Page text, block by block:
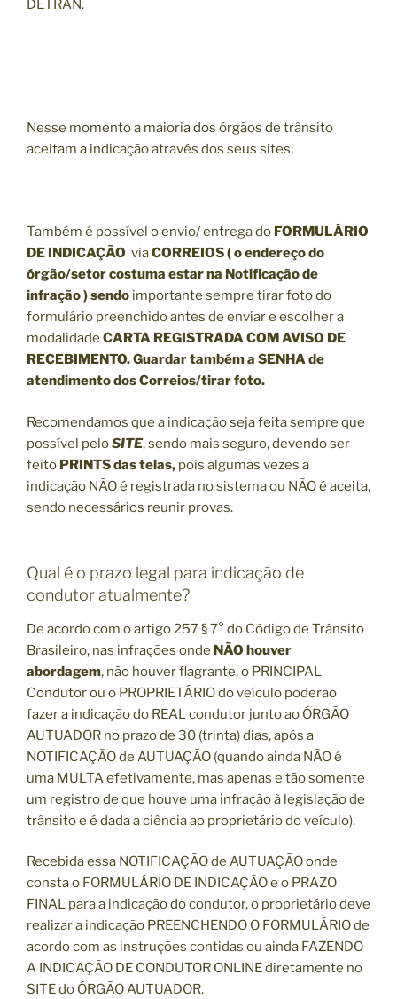
DETRAN.
Nesse momento a maioria dos órgãos de trânsito
aceitam a indicação através dos seus sites.
Também é possível o envio/ entrega do FORMULÁRIO
DE INDICAÇÃO viaCORREIOS ( o endereço do
órgão/setor costuma estar na Notificação de
infração ) sendo importante sempre tirar foto do
formulário preenchido antes de enviar e escolher a
modalidade CARTA REGISTRADA COM AVISO DE
RECEBIMENTO. Guardar também a SENHA de
atendimento dos Correios/tirar foto.
Recomendamos que a indicação seja feita sempre que
possível peloSITE, sendo mais seguro, devendo ser
feito PRINTS das telas, pois algumas vezes a
indicação NÃO é registrada no sistema ou NÃO é aceita,
sendo necessários reunir provas.
Qual é o prazo legal para indicação de
condutor atualmente?
De acordo com o artigo 257 § 7° do Código de Trânsito
Brasileiro, nas infrações onde NÃO houver
abordagem, não houver flagrante, o PRINCIPAL
Condutor ou o PROPRIETÁRIO do veículo poderão
fazer a indicação do REAL condutor junto ao ÓRGÃO
AUTUADOR no prazo de 30 (trinta) dias, após a
NOTIFICAÇÃO de AUTUAÇÃO (quando ainda NÃO é
uma MULTA efetivamente, mas apenas e tão somente
um registro de que houve uma infração à legislação de
trânsito e é dada a ciência ao proprietário do veículo).
Recebida essa NOTIFICAÇÃO de AUTUAÇÃO onde
consta o FORMULÁRIO DE INDICAÇÃO e o PRAZO
FINAL para a indicação do condutor, o proprietário deve
realizar a indicação PREENCHENDO O FORMULÁRIO de
acordo com as instruções contidas ou ainda FAZENDO
A INDICAÇÃO DE CONDUTOR ONLINE diretamente no
SITE do ÓRGÃO AUTUADOR.